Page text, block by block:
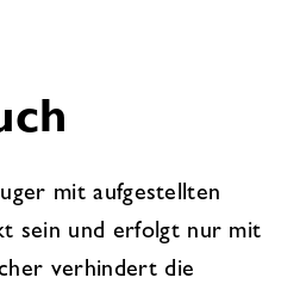
mit aufgestellten
sein und erfolgt nur mit
verhindert die